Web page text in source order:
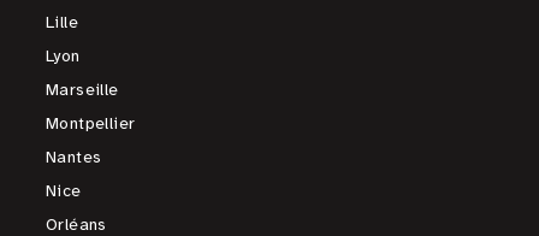
Lille
Lyon
Marseille
Montpellier
Nantes
Nice
Orléans